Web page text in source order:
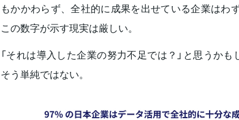
もかかわらず、全社的に成果を出せている企業はわ
この数字が示す現実は厳しい。
「それは導入した企業の努力不足では？」と思うか
そう単純ではない。